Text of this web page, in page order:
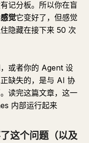
记分板。所以你在盲
感觉它变好了，但感觉
隐藏在接下来 50 次
或者你的 Agent 设
缺失的，是与 AI 协
读完这篇文章，这一
内部运行起来
这个问题（以及